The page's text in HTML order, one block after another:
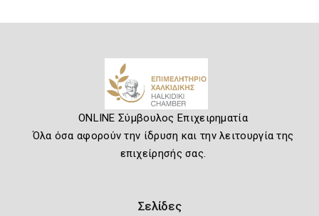
ONLINE Σύμβουλος Επιχειρηματία
Όλα όσα αφορούν την ίδρυση και την λειτουργία της
επιχείρησής σας.
Σελίδες